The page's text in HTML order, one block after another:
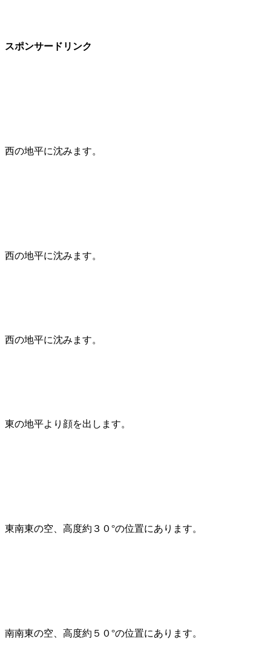
スポンサードリンク
西の地平に沈みます。
西の地平に沈みます。
西の地平に沈みます。
東の地平より顔を出します。
東南東の空、高度約３０°の位置にあります。
南南東の空、高度約５０°の位置にあります。